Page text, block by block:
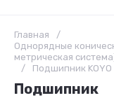
Главная
/
Однорядные
метрическая
/
Подшипник KOYO
Подшипник